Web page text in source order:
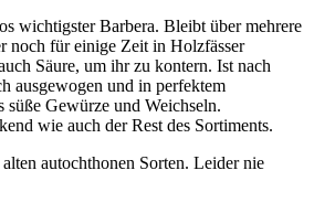
wichtigster Barbera. Bleibt über mehrere
noch für einige Zeit in Holzfässer
Säure, um ihr zu kontern. Ist nach
ausgewogen und in perfektem
Gewürze und Weichseln.
wie auch der Rest des Sortiments.
alten autochthonen Sorten. Leider nie